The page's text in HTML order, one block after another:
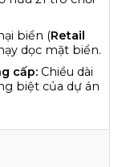
biển (Retail
dọc mặt biển.
cấp:Chiều dài
biệt của dự án